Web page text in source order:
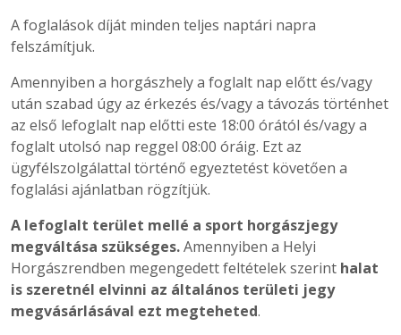
A foglalások díját minden teljes naptári napra
felszámítjuk.
Amennyiben a horgászhely a foglalt nap előtt és/vagy
után szabad úgy az érkezés és/vagy a távozás történhet
az első lefoglalt nap előtti este 18:00 órától és/vagy a
foglalt utolsó nap reggel 08:00 óráig. Ezt az
ügyfélszolgálattal történő egyeztetést követően a
foglalási ajánlatban rögzítjük.
A lefoglalt terület mellé a sport horgászjegy
megváltása szükséges.Amennyiben a Helyi
Horgászrendben megengedett feltételek szerint halat
is szeretnél elvinni az általános területi jegy
megvásárlásával ezt megteheted.